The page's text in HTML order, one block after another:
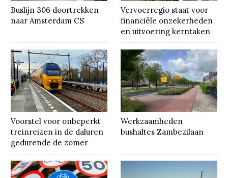
Buslijn 306 doortrekken
naar Amsterdam CS
Vervoerregio staat voor
financiële onzekerheden
en uitvoering kerntaken
Voorstel voor onbeperkt
treinreizen in de daluren
gedurende de zomer
Werkzaamheden
bushaltes Zambezilaan